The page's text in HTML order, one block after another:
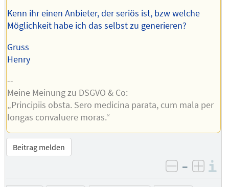
Kenn ihr einen Anbieter, der seriös ist, bzw welche
Möglichkeit habe ich das selbst zu generieren?
Gruss
Henry
--
Meine Meinung zu DSGVO & Co:
„Principiis obsta. Sero medicina parata, cum mala per
longas convaluere moras.“
Beitrag melden
negativ
–